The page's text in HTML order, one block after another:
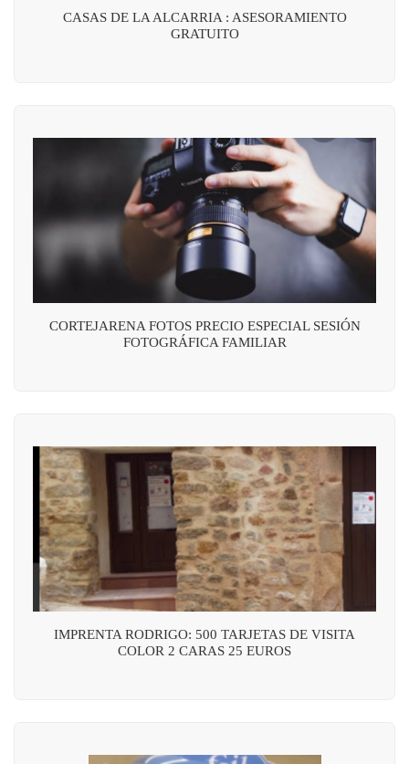
CASAS DE LA ALCARRIA : ASESORAMIENTO
GRATUITO
CORTEJARENA FOTOS PRECIO ESPECIAL SESIÓN
FOTOGRÁFICA FAMILIAR
IMPRENTA RODRIGO: 500 TARJETAS DE VISITA
COLOR 2 CARAS 25 EUROS